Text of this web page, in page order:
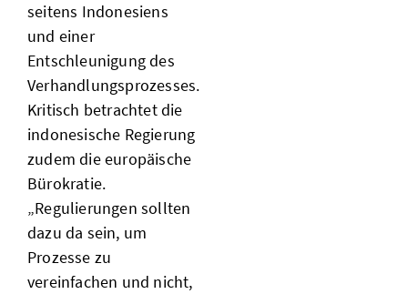
seitens Indonesiens
und einer
Entschleunigung des
Verhandlungsprozesses.
Kritisch betrachtet die
indonesische Regierung
zudem die europäische
Bürokratie.
„Regulierungen sollten
dazu da sein, um
Prozesse zu
vereinfachen und nicht,